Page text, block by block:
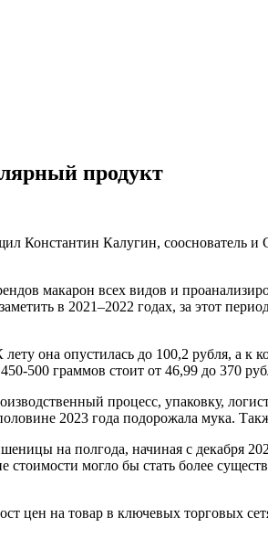
продукт
Константин Калугин, сооснователь
макарон всех видов и
в 2021–2022 годах, за этот
она опустилась до 100,2 рубля, а к
500 граммов стоит от 46,99 до 370
процесс, упаковку,
2023 года подорожала мука.
на полгода, начиная с декабря
стоимости могло бы стать более
на товар в ключевых торговых